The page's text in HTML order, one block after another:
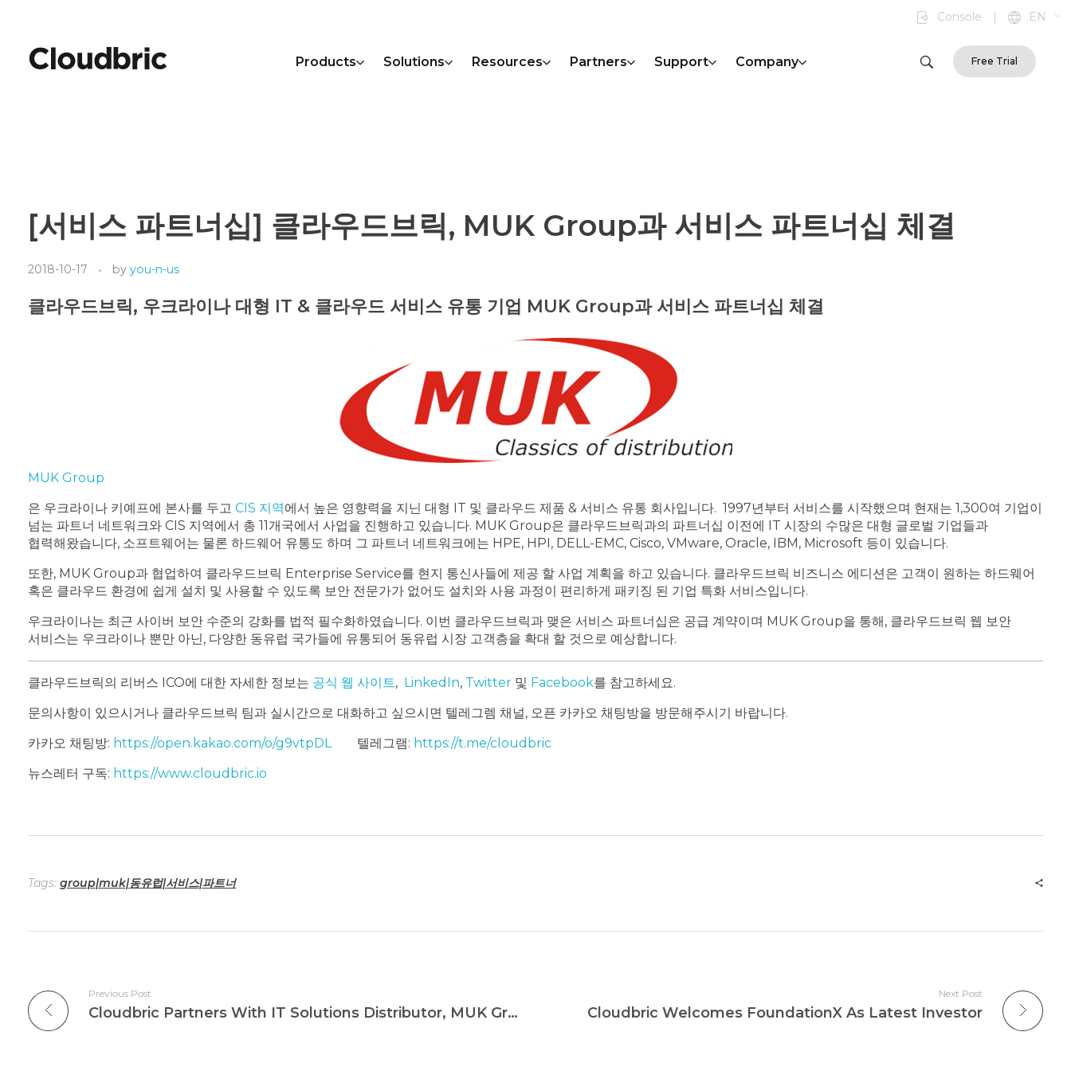
Console | EN
Products Solutions Resources Partners Support Company Free Trial
[서비스 파트너십] 클라우드브릭, MUK Group과 서비스 파트너십 체결
2018-10-17 by you-n-us
클라우드브릭, 우크라이나 대형 IT & 클라우드 서비스 유통 기업 MUK Group과 서비스 파트너십 체결
MUK Group
은 우크라이나 키예프에 본사를 두고 CIS 지역에서 높은 영향력을 지닌 대형 IT 및 클라우드 제품 & 서비스 유통 회사입니다. 1997년부터 서비스를 시작했으며 현재는 1,300여 기업이
넘는 파트너 네트워크와 CIS 지역에서 총 11개국에서 사업을 진행하고 있습니다. MUK Group은 클라우드브릭과의 파트너십 이전에 IT 시장의 수많은 대형 글로벌 기업들과
협력해왔습니다, 소프트웨어는 물론 하드웨어 유통도 하며 그 파트너 네트워크에는 HPE, HPI, DELL-EMC, Cisco, VMware, Oracle, IBM, Microsoft 등이 있습니다.
또한, MUK Group과 협업하여 클라우드브릭 Enterprise Service를 현지 통신사들에 제공 할 사업 계획을 하고 있습니다. 클라우드브릭 비즈니스 에디션은 고객이 원하는 하드웨어
혹은 클라우드 환경에 쉽게 설치 및 사용할 수 있도록 보안 전문가가 없어도 설치와 사용 과정이 편리하게 패키징 된 기업 특화 서비스입니다.
우크라이나는 최근 사이버 보안 수준의 강화를 법적 필수화하였습니다. 이번 클라우드브릭과 맺은 서비스 파트너십은 공급 계약이며 MUK Group을 통해, 클라우드브릭 웹 보안
서비스는 우크라이나 뿐만 아닌, 다양한 동유럽 국가들에 유통되어 동유럽 시장 고객층을 확대 할 것으로 예상합니다.
클라우드브릭의 리버스 ICO에 대한 자세한 정보는 공식 웹 사이트, LinkedIn, Twitter 및 Facebook를 참고하세요.
문의사항이 있으시거나 클라우드브릭 팀과 실시간으로 대화하고 싶으시면 텔레그렘 채널, 오픈 카카오 채팅방을 방문해주시기 바랍니다.
카카오 채팅방: https://open.kakao.com/o/g9vtpDL텔레그램: https://t.me/cloudbric
뉴스레터 구독: https://www.cloudbric.io
Tags: group|muk|동유럽|서비스|파트너
Previous Post
Cloudbric Partners With IT Solutions Distributor, MUK Group, for The Eastern European Market
Next Post
Cloudbric Welcomes FoundationX As Latest Investor